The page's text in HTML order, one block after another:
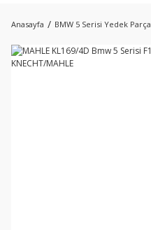
Anasayfa BMW 5 Serisi Yedek Parça